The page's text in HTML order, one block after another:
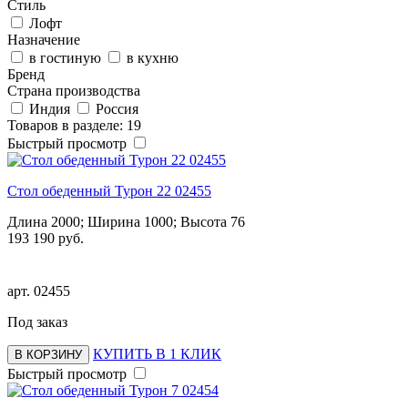
Стиль
Лофт
Назначение
в гостиную
в кухню
Бренд
Страна производства
Индия
Россия
Товаров в разделе: 19
Быстрый просмотр
Стол обеденный Турон 22 02455
Длина 2000; Ширина 1000; Высота 76
193 190 руб.
арт. 02455
Под заказ
В КОРЗИНУ
КУПИТЬ В 1 КЛИК
Быстрый просмотр